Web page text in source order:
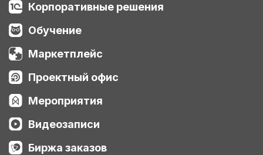
Корпоративные решения
Обучение
Маркетплейс
Проектный офис
Мероприятия
Видеозаписи
Биржа заказов